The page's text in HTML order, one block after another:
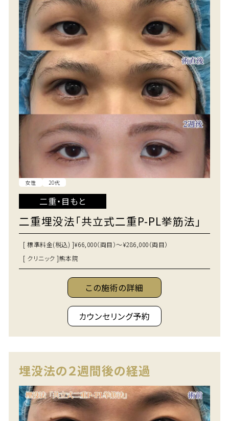
女性 20代
二重・目もと
二重埋没法「共立式二重P-PL挙筋法」
[ 標準料金(税込) ]¥66,000（両目）～¥286,000（両目）
[ クリニック ]熊本院
この施術の詳細
カウンセリング予約
埋没法の２週間後の経過